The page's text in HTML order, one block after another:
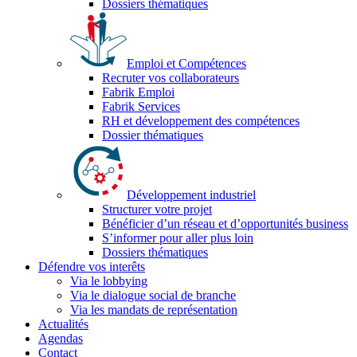
Dossiers thématiques
Emploi et Compétences
Recruter vos collaborateurs
Fabrik Emploi
Fabrik Services
RH et développement des compétences
Dossier thématiques
Développement industriel
Structurer votre projet
Bénéficier d’un réseau et d’opportunités business
S’informer pour aller plus loin
Dossiers thématiques
Défendre vos interêts
Via le lobbying
Via le dialogue social de branche
Via les mandats de représentation
Actualités
Agendas
Contact